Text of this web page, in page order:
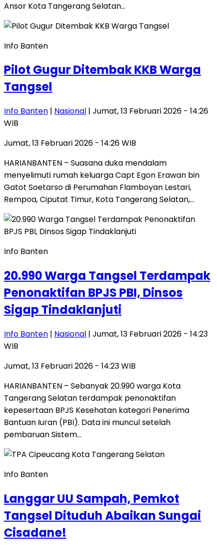
Ansor Kota Tangerang Selatan…
Info Banten
Pilot Gugur Ditembak KKB Warga
Tangsel
Info Banten | Nasional | Jumat, 13 Februari 2026 - 14:26
WIB
Jumat, 13 Februari 2026 - 14:26 WIB
HARIANBANTEN – Suasana duka mendalam
menyelimuti rumah keluarga Capt Egon Erawan bin
Gatot Soetarso di Perumahan Flamboyan Lestari,
Rempoa, Ciputat Timur, Kota Tangerang Selatan,…
Info Banten
20.990 Warga Tangsel Terdampak
Penonaktifan BPJS PBI, Dinsos
Sigap Tindaklanjuti
Info Banten | Nasional | Jumat, 13 Februari 2026 - 14:23
WIB
Jumat, 13 Februari 2026 - 14:23 WIB
HARIANBANTEN – Sebanyak 20.990 warga Kota
Tangerang Selatan terdampak penonaktifan
kepesertaan BPJS Kesehatan kategori Penerima
Bantuan Iuran (PBI). Data ini muncul setelah
pembaruan Sistem…
Info Banten
Langgar UU Sampah, Pemkot
Tangsel Dituduh Abaikan Sungai
Cisadane!